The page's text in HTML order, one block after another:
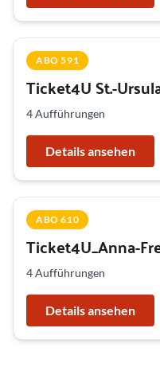
ABO 591
Ticket4U St.-
4 Aufführungen
Details ansehen
ABO 610
Ticket4U_Anna-
4 Aufführungen
Details ansehen